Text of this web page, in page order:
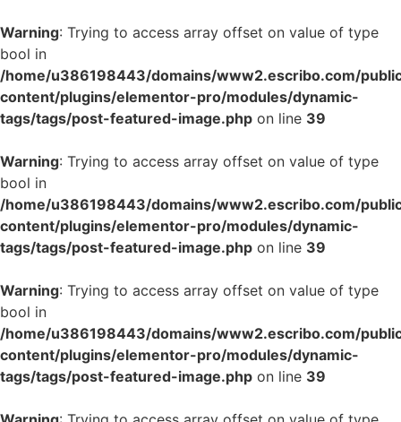
Warning: Trying to access array offset on value of type
bool in
/home/u386198443/domains/www2.escribo.com/
content/plugins/elementor-pro/modules/dynamic-
tags/tags/post-featured-image.php on line 39
Warning: Trying to access array offset on value of type
bool in
/home/u386198443/domains/www2.escribo.com/
content/plugins/elementor-pro/modules/dynamic-
tags/tags/post-featured-image.php on line 39
Warning: Trying to access array offset on value of type
bool in
/home/u386198443/domains/www2.escribo.com/
content/plugins/elementor-pro/modules/dynamic-
tags/tags/post-featured-image.php on line 39